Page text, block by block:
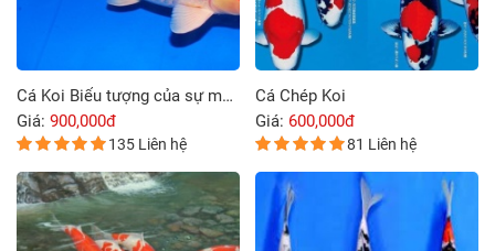
Cá Koi Biểu tượng của sự may mắn và thịnh vượng
Giá: 900,000đ
135 Liên hệ
Cá Chép Koi
Giá: 600,000đ
81 Liên hệ